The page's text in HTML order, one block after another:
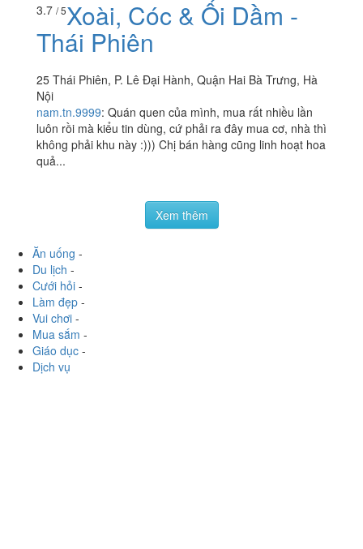
giảm chi phí...
3.7/ 5Xoài, Cóc & Ổi Dầm -
Thái Phiên
25 Thái Phiên, P. Lê Đại Hành, Quận Hai Bà Trưng, Hà
Nội
luôn rồi mà kiểu tin dùng, cứ phải ra đây mua cơ, nhà thì
không phải khu này :))) Chị bán hàng cũng linh hoạt hoa
Ăn uống
Du lịch-
Cưới hỏi-
Làm đẹp